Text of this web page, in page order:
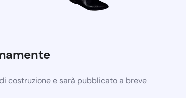
costruzione e sarà pubblicato a breve